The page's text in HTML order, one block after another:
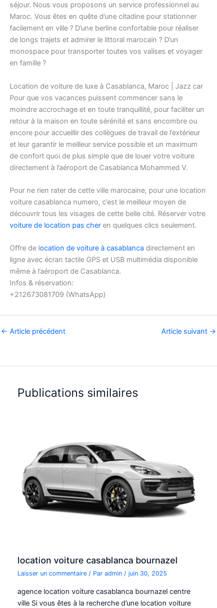
séjour. Nous vous proposons un service professionnel au
Maroc. Vous êtes en quête d’une citadine pour stationner
facilement en ville ? D’une berline confortable pour réaliser
de longs trajets et admirer le littoral marocain ? D’un
monospace pour transporter toutes vos valises et voyager
en famille ?
Location de voiture de luxe à Casablanca, Maroc | Jazz car
Pour que vos vacances puissent commencer sans le
moindre accrochage et en toute tranquillité, pour faciliter un
retour à la maison en toute sérénité et sans encombre ou
encore pour accueillir des collègues de travail de l’extérieur
et leur garantir le meilleur service possible et un maximum
de confort quoi de plus simple que de louer votre voiture
directement à l’aéroport de Casablanca Mohammed V.
Pour ne rien rater de cette ville marocaine, pour une location
voiture casablanca numero, c’est le meilleur moyen de
découvrir tous les visages de cette belle cité. Réserver votre
voiture de location pas cher en quelques clics seulement.
Offre de location de voiture à casablanca directement en
ligne avec écran tactile GPS et USB multimédia disponible
même à l’aéroport de Casablanca.
Infos & réservation:
+212673081709 (WhatsApp)
← Article précédent Article suivant →
Publications similaires
location voiture casablanca bournazel
Laisser un commentaire / Paradmin/juin 30, 2025
agence location voiture casablanca bournazel centre
ville Si vous êtes à la recherche d’une location voiture